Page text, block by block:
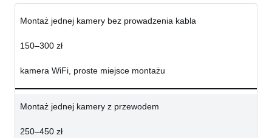
Montaż jednej kamery bez prowadzenia kabla
150–300 zł
kamera WiFi, proste miejsce montażu
Montaż jednej kamery z przewodem
250–450 zł